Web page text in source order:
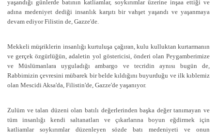
yaşandığı günlerde batının katliamlar, soykırımlar üzerine inşaa ettiği ve
adına medeniyet dediği insanlık karşıtı bir vahşet yaşandı ve yaşanmaya
devam ediyor Filistin de, Gazze'de.
Mekkeli müşriklerin insanlığı kurtuluşa çağıran, kulu kulluktan kurtarmanın
ve gerçek özgürlüğün, adaletin yol göstericisi, önderi olan Peygamberimize
ve Müslümanlara uyguladığı ambargo ve tecridin aynısı bugün de,
Rabbimizin çevresini mübarek bir belde kıldığını buyurduğu ve ilk kıblemiz
olan Mescidi Aksa'da, Filistin'de, Gazze'de yaşanıyor.
Zulüm ve talan düzeni olan batılı değerlerinden başka değer tanımayan ve
tüm insanlığı kendi saltanatları ve çıkarlarına boyun eğdirmek için
katliamlar soykırımlar düzenleyen sözde batı medeniyeti ve onun